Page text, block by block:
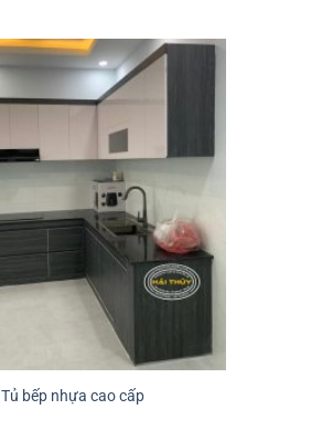
Tủ bếp nhựa cao cấp